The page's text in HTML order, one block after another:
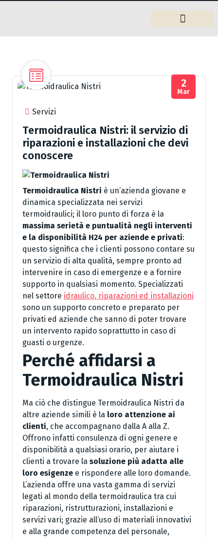
Servizi
2
Mar
Termoidraulica Nistri: il servizio di
riparazioni e installazioni che devi
conoscere
Termoidraulica Nistri è un’azienda giovane e
dinamica specializzata nei servizi
termoidraulici; il loro punto di forza è la
massima serietà e puntualità negli interventi
e la disponibilità H24 per aziende e privati:
questo significa che i clienti possono contare su
un servizio di alta qualità, sempre pronto ad
intervenire in caso di emergenze e a fornire
supporto in qualsiasi momento. Specializzati
nel settore idraulico, riparazioni ed installazioni
sono un supporto concreto e preparato per
privati ed aziende che sanno di poter trovare
un intervento rapido soprattutto in caso di
guasti o urgenze.
Perché affidarsi a
Termoidraulica Nistri
Ma ciò che distingue Termoidraulica Nistri da
altre aziende simili è la loro attenzione ai
clienti, che accompagnano dalla A alla Z.
Offrono infatti consulenza di ogni genere e
disponibilità a qualsiasi orario, per aiutare i
clienti a trovare la soluzione più adatta alle
loro esigenze e rispondere alle loro domande.
L’azienda offre una vasta gamma di servizi
legati al mondo della termoidraulica tra cui
riparazioni, ristrutturazioni, installazioni e
servizi vari; grazie all’uso di materiali innovativi
e alla grande competenza del personale,